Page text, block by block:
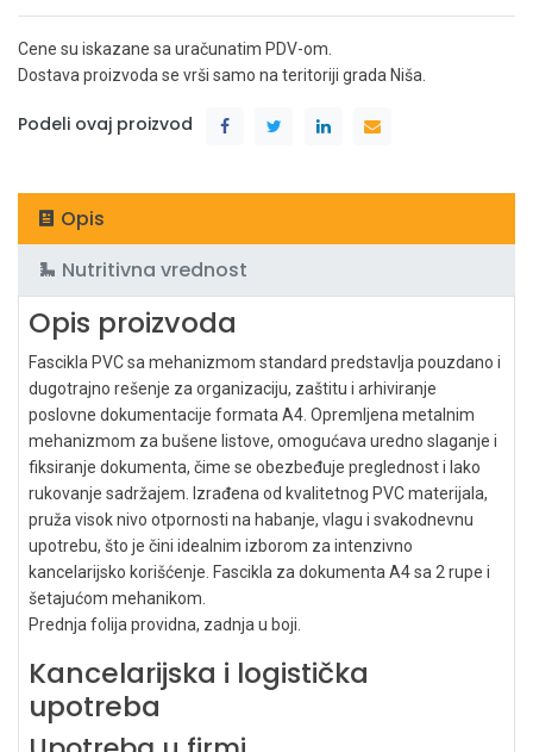
Cene su iskazane sa uračunatim PDV-om.
Dostava proizvoda se vrši samo na teritoriji grada Niša.
Podeli ovaj proizvod
Opis
Nutritivna vrednost
Opis proizvoda
Fascikla PVC sa mehanizmom standard predstavlja pouzdano i
dugotrajno rešenje za organizaciju, zaštitu i arhiviranje
poslovne dokumentacije formata A4. Opremljena metalnim
mehanizmom za bušene listove, omogućava uredno slaganje i
fiksiranje dokumenta, čime se obezbeđuje preglednost i lako
rukovanje sadržajem. Izrađena od kvalitetnog PVC materijala,
pruža visok nivo otpornosti na habanje, vlagu i svakodnevnu
upotrebu, što je čini idealnim izborom za intenzivno
kancelarijsko korišćenje. Fascikla za dokumenta A4 sa 2 rupe i
šetajućom mehanikom.
Prednja folija providna, zadnja u boji.
Kancelarijska i logistička
upotreba